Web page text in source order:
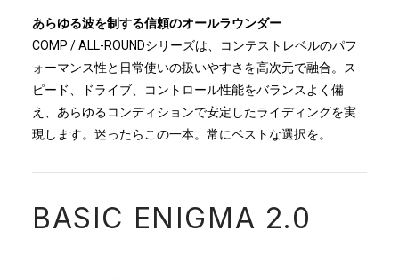
あらゆる波を制する信頼のオールラウンダー
COMP / ALL-ROUNDシリーズは、コンテストレベルのパフ
ォーマンス性と日常使いの扱いやすさを高次元で融合。ス
ピード、ドライブ、コントロール性能をバランスよく備
え、あらゆるコンディションで安定したライディングを実
現します。迷ったらこの一本。常にベストな選択を。
BASIC ENIGMA 2.0